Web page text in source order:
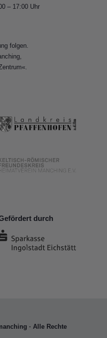
– 17:00 Uhr
folgen.
durch
· Alle Rechte